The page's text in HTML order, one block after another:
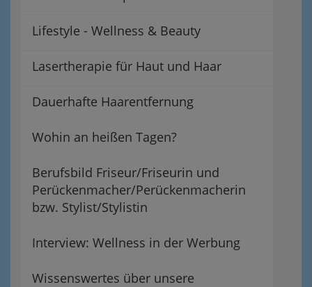
Lifestyle - Wellness & Beauty
Lasertherapie für Haut und Haar
Dauerhafte Haarentfernung
Wohin an heißen Tagen?
Berufsbild Friseur/Friseurin und
Perückenmacher/Perückenmacherin
bzw. Stylist/Stylistin
Interview: Wellness in der Werbung
Wissenswertes über unsere